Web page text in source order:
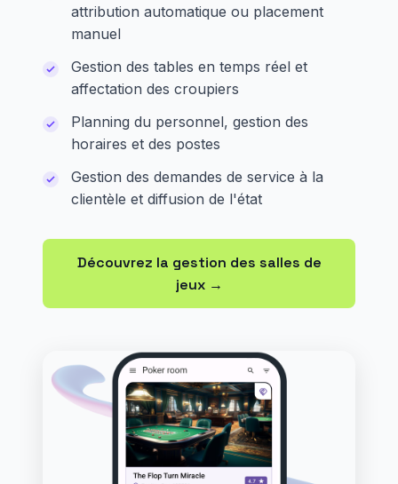
attribution automatique ou placement
manuel
Gestion des tables en temps réel et
affectation des croupiers
Planning du personnel, gestion des
horaires et des postes
Gestion des demandes de service à la
clientèle et diffusion de l'état
Découvrez la gestion des salles de
jeux →